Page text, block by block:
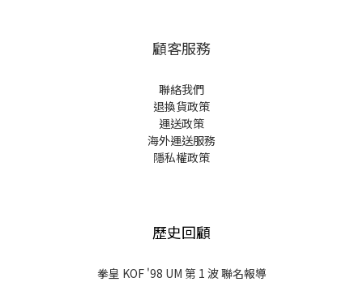
顧客服務
聯絡我們
退換貨政策
運送政策
海外運送服務
隱私權政策
歷史回顧
拳皇 KOF '98 UM 第 1 波 聯名報導